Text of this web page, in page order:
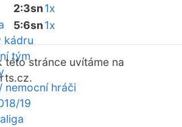
kádru
tým
nemocní hráči
19
2:3sn1x
5:6sn1x
této stránce uvítáme na